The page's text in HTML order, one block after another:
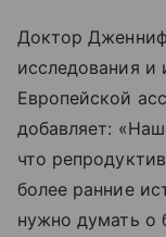
Доктор
исследования и
Европейской
добавляет:
что
более ранние
нужно думать о